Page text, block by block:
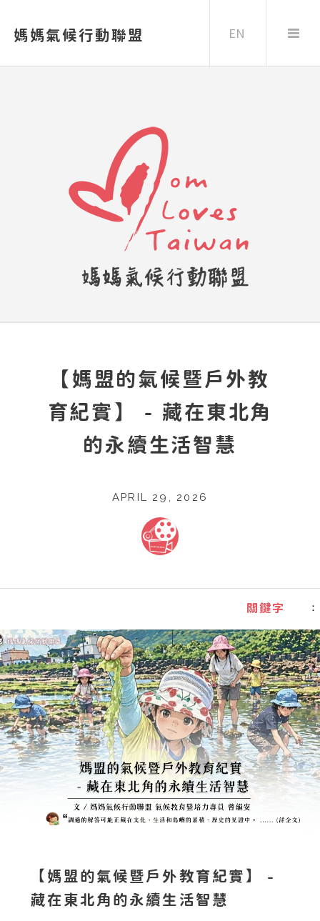
媽媽氣候行動聯盟 EN
【媽盟的氣候暨戶外教
育紀實】 - 藏在東北角
的永續生活智慧
APRIL 29, 2026
關鍵字 ：
【媽盟的氣候暨戶外教育紀實】 -
藏在東北角的永續生活智慧